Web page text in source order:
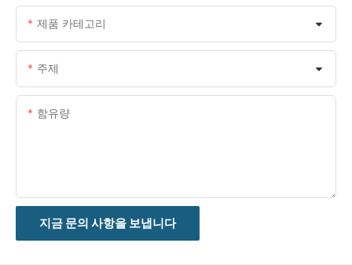
제품 카테고리
주제
함유량
지금 문의 사항을 보냅니다